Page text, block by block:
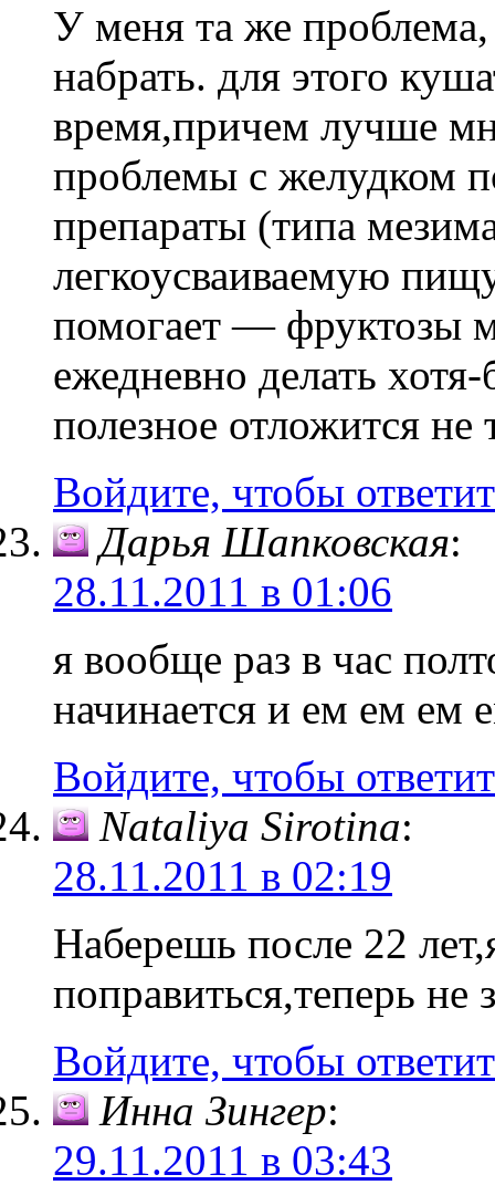
У меня та же проблема,
набрать. для этого
время,причем лучше
проблемы с желудком
препараты (типа
легкоусваиваемую
помогает — фруктозы
ежедневно делать
полезное отложится
Войдите, чтобы
Дарья Шапковская:
28.11.2011 в 01:06
я вообще раз в час
начинается и ем ем
Войдите, чтобы
Nataliya Sirotina:
28.11.2011 в 02:19
Наберешь после 22
поправиться,теперь не
Войдите, чтобы
Инна Зингер:
29.11.2011 в 03:43